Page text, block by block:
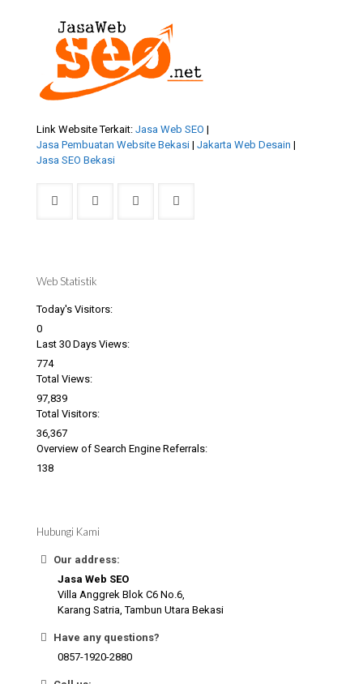
Link Website Terkait: Jasa Web SEO |
Jasa Pembuatan Website Bekasi | Jakarta Web Desain |
Jasa SEO Bekasi
Web Statistik
Today's Visitors:
0
Last 30 Days Views:
774
Total Views:
97,839
Total Visitors:
36,367
Overview of Search Engine Referrals:
138
Hubungi Kami
Our address:
Jasa Web SEO
Villa Anggrek Blok C6 No.6,
Karang Satria, Tambun Utara Bekasi
Have any questions?
0857-1920-2880